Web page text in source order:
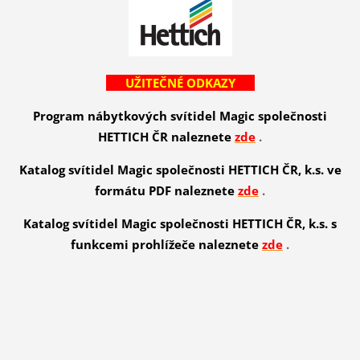
UŽITEČNÉ ODKAZY
Program nábytkových svítidel Magic společnosti
HETTICH ČR naleznete zde .
Katalog svítidel Magic společnosti HETTICH ČR, k.s. ve
formátu PDF naleznete zde .
Katalog svítidel Magic společnosti HETTICH ČR, k.s. s
funkcemi prohlížeče naleznete zde .